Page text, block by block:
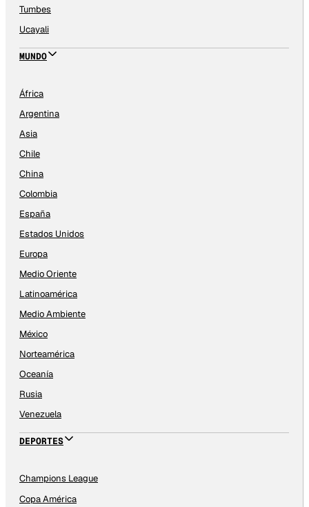
Tumbes
Ucayali
MUNDO
África
Argentina
Asia
Chile
China
Colombia
España
Estados Unidos
Europa
Medio Oriente
Latinoamérica
Medio Ambiente
México
Norteamérica
Oceanía
Rusia
Venezuela
DEPORTES
Champions League
Copa América